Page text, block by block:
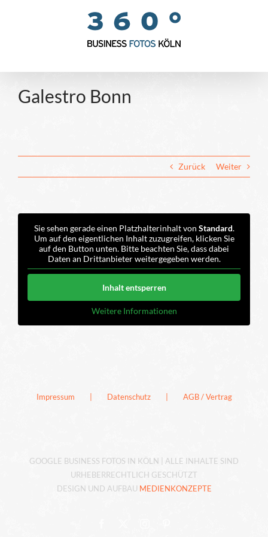
Galestro Bonn
Zurück Weiter
Sie sehen gerade einen Platzhalterinhalt von Standard.
Um auf den eigentlichen Inhalt zuzugreifen, klicken Sie
auf den Button unten. Bitte beachten Sie, dass dabei
Daten an Drittanbieter weitergegeben werden.
Inhalt entsperren
Weitere Informationen
Impressum Datenschutz AGB / Vertrag
GOOGLE BUSINESS FOTOS IN KÖLN | ALLE INHALTE SIND
URHEBERRECHTLICH GESCHÜTZT
DESIGN UND AUFBAU MEDIENKONZEPTE